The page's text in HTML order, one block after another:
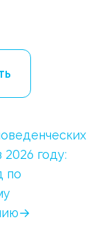
году:
по